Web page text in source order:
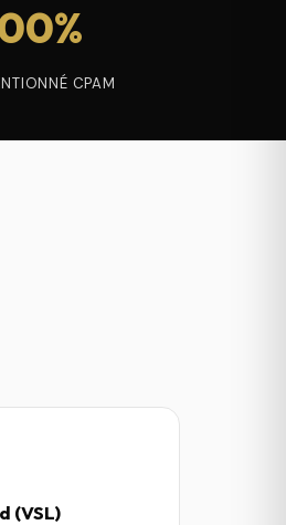
CPAM
(VSL)